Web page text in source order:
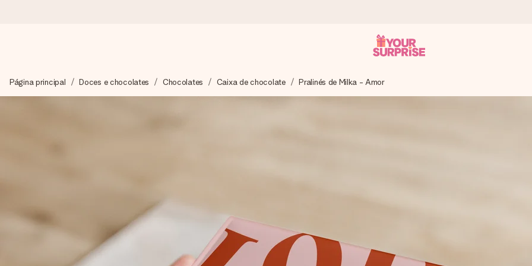
Preparamos o teu presente com toda a atenção e enviamos num instante - para que possas oferece-lo na hora certa, quando
Cartão com mensagem grátis
Cria algo único em apenas alguns passos - com o nome dela, uma foto ou uma mensagem que realmente toca o coração. Sem
Página principal Doces e chocolates Chocolates Caixa de chocolate Pralinés de Milka - Amor